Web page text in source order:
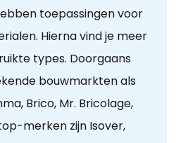
toepassingen voor
Hierna vind je meer
types. Doorgaans
bouwmarkten als
Brico, Mr. Bricolage,
merken zijn Isover,